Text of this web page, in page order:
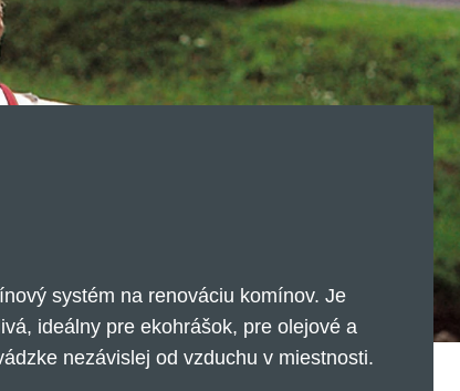
systém na renováciu komínov. Je
ideálny pre ekohrášok, pre olejové a
nezávislej od vzduchu v miestnosti.